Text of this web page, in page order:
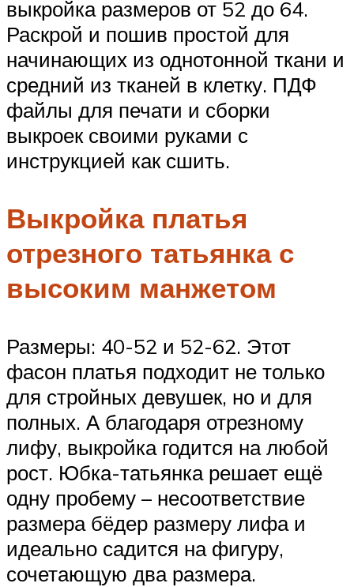
выкройка размеров от 52 до 64.
Раскрой и пошив простой для
начинающих из однотонной ткани и
средний из тканей в клетку. ПДФ
файлы для печати и сборки
выкроек своими руками с
инструкцией как сшить.
Выкройка платья
отрезного татьянка с
высоким манжетом
Размеры: 40-52 и 52-62. Этот
фасон платья подходит не только
для стройных девушек, но и для
полных. А благодаря отрезному
лифу, выкройка годится на любой
рост. Юбка-татьянка решает ещё
одну пробему – несоответствие
размера бёдер размеру лифа и
идеально садится на фигуру,
сочетающую два размера.